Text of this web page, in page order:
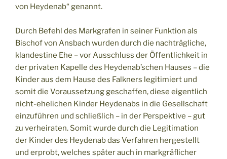
von Heydenab“ genannt.
Durch Befehl des Markgrafen in seiner Funktion als
Bischof von Ansbach wurden durch die nachträgliche,
klandestine Ehe – vor Ausschluss der Öffentlichkeit in
der privaten Kapelle des Heydenab’schen Hauses – die
Kinder aus dem Hause des Falkners legitimiert und
somit die Voraussetzung geschaffen, diese eigentlich
nicht-ehelichen Kinder Heydenabs in die Gesellschaft
einzuführen und schließlich – in der Perspektive – gut
zu verheiraten. Somit wurde durch die Legitimation
der Kinder des Heydenab das Verfahren hergestellt
und erprobt, welches später auch in markgräflicher